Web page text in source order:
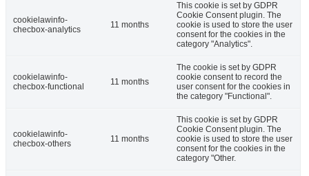
cookielawinfo-
checbox-analytics
11 months
This cookie is set by GDPR
Cookie Consent plugin. The
cookie is used to store the user
consent for the cookies in the
category "Analytics".
cookielawinfo-
checbox-functional
11 months
The cookie is set by GDPR
cookie consent to record the
user consent for the cookies in
the category "Functional".
cookielawinfo-
checbox-others
11 months
This cookie is set by GDPR
Cookie Consent plugin. The
cookie is used to store the user
consent for the cookies in the
category "Other.